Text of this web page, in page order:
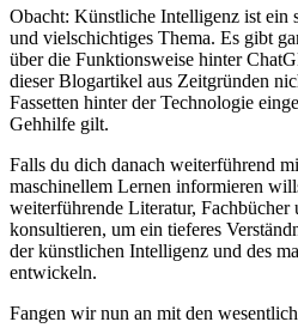
Obacht: Künstliche Intelligenz ist ein
und vielschichtiges Thema. Es gibt
über die Funktionsweise hinter
dieser Blogartikel aus Zeitgründen
Fassetten hinter der Technologie
Gehhilfe gilt.
Falls du dich danach weiterführend
maschinellem Lernen informieren
weiterführende Literatur, Fachbücher
konsultieren, um ein tieferes
der künstlichen Intelligenz und des
entwickeln.
Fangen wir nun an mit den